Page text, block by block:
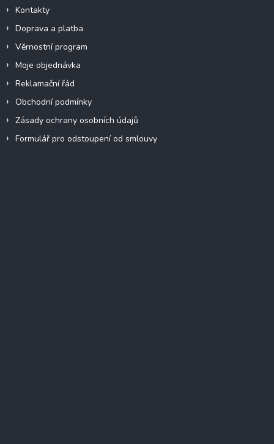
Kontakty
Doprava a platba
Věrnostní program
Moje objednávka
Reklamační řád
Obchodní podmínky
Zásady ochrany osobních údajů
Formulář pro odstoupení od smlouvy